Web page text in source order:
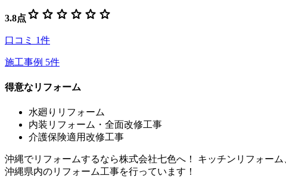
3.8点 star star star star star star
口コミ 1件
施工事例 5件
得意なリフォーム
水廻りリフォーム
内装リフォーム・全面改修工事
介護保険適用改修工事
沖縄でリフォームするなら株式会社七色へ！ キッチンリフォー
沖縄県内のリフォーム工事を行っています！